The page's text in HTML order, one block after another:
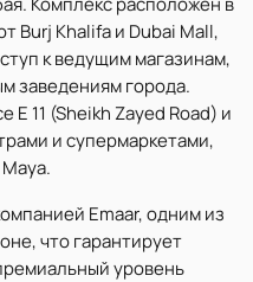
Burj Khalifa и Dubai Mall,
к ведущим магазинам,
заведениям города.
E 11 (Sheikh Zayed Road) и
и супермаркетами,
Emaar, одним из
что гарантирует
уровень